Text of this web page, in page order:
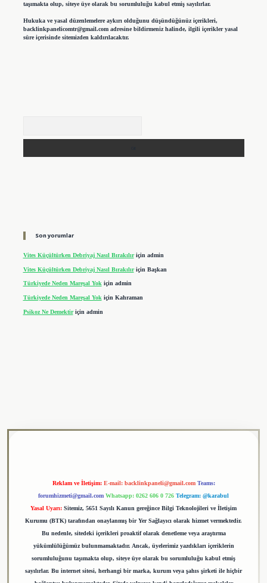
taşımakta olup, siteye üye olarak bu sorumluluğu kabul etmiş sayılırlar.
Hukuka ve yasal düzenlemelere aykırı olduğunu düşündüğünüz içerikleri,
backlinkpanelicomtr@gmail.comadresine bildirmeniz halinde, ilgili içerikler yasal
süre içerisinde sitemizden kaldırılacaktır.
Son yorumlar
Vites Küçültürken Debriyaj Nasıl Bırakılıriçin admin
Vites Küçültürken Debriyaj Nasıl Bırakılıriçin Başkan
Türkiyede Neden Mareşal Yokiçin admin
Türkiyede Neden Mareşal Yok için Kahraman
Psikoz Ne Demektiriçin admin
Reklam ve İletişim: E-mail: backlinkpaneli@gmail.com Teams:
forumhizmeti@gmail.com Whatsapp: 0262 606 0 726 Telegram: @karabul
Yasal Uyarı: Sitemiz, 5651 Sayılı Kanun gereğince Bilgi Teknolojileri ve İletişim
Kurumu (BTK) tarafından onaylanmış bir Yer Sağlayıcı olarak hizmet vermektedir.
Bu nedenle, sitedeki içerikleri proaktif olarak denetleme veya araştırma
yükümlülüğümüz bulunmamaktadır. Ancak, üyelerimiz yazdıkları içeriklerin
sorumluluğunu taşımakta olup, siteye üye olarak bu sorumluluğu kabul etmiş
sayılırlar. Bu internet sitesi, herhangi bir marka, kurum veya şahıs şirketi ile hiçbir